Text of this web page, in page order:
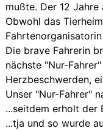
mußte. Der 12
Obwohl das
Die brave Fahrerin
nächste "Nur-
Herzbeschwerden,
Unser "Nur-Fahrer"
...seitdem erholt der
...tja und so wurde